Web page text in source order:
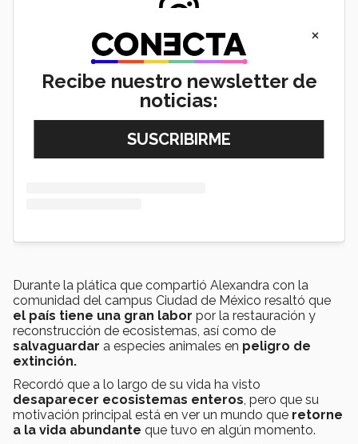
View this post on Instagram
Durante la plática que compartió Alexandra con la
comunidad del campus Ciudad de México resaltó que
el país tiene una gran labor por la restauración y
reconstrucción de ecosistemas, así como de
salvaguardar a especies animales en peligro de
extinción.
Recordó que a lo largo de su vida ha visto
desaparecer ecosistemas enteros, pero que su
motivación principal está en ver un mundo que retorne
a la vida abundante que tuvo en algún momento.
×
Recibe nuestro newsletter de
noticias: